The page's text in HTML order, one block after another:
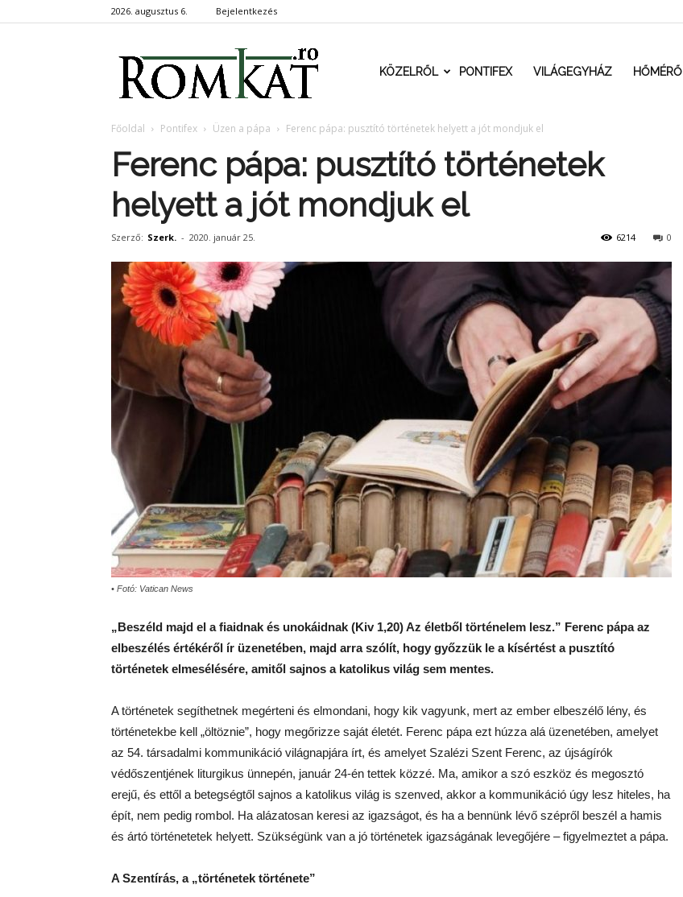
2026. augusztus 6. Bejelentkezés
RomKat.roKÖZELRŐL PONTIFEX VILÁGEGYHÁZ HŐMÉRŐ
Főoldal Pontifex Üzen a pápa Ferenc pápa: pusztító történetek helyett a jót mondjuk el
Ferenc pápa: pusztító történetek
helyett a jót mondjuk el
Szerző: Szerk. - 2020. január 25. 0
6214
• Fotó: Vatican News
„Beszéld majd el a fiaidnak és unokáidnak (Kiv 1,20) Az életből történelem lesz.” Ferenc pápa az
elbeszélés értékéről ír üzenetében, majd arra szólít, hogy győzzük le a kísértést a pusztító
történetek elmesélésére, amitől sajnos a katolikus világ sem mentes.
A történetek segíthetnek megérteni és elmondani, hogy kik vagyunk, mert az ember elbeszélő lény, és
történetekbe kell „öltöznie”, hogy megőrizze saját életét. Ferenc pápa ezt húzza alá üzenetében, amelyet
az 54. társadalmi kommunikáció világnapjára írt, és amelyet Szalézi Szent Ferenc, az újságírók
védőszentjének liturgikus ünnepén, január 24-én tettek közzé. Ma, amikor a szó eszköz és megosztó
erejű, és ettől a betegségtől sajnos a katolikus világ is szenved, akkor a kommunikáció úgy lesz hiteles, ha
épít, nem pedig rombol. Ha alázatosan keresi az igazságot, és ha a bennünk lévő szépről beszél a hamis
és ártó történetetek helyett. Szükségünk van a jó történetek igazságának levegőjére – figyelmeztet a pápa.
A Szentírás, a „történetek története”